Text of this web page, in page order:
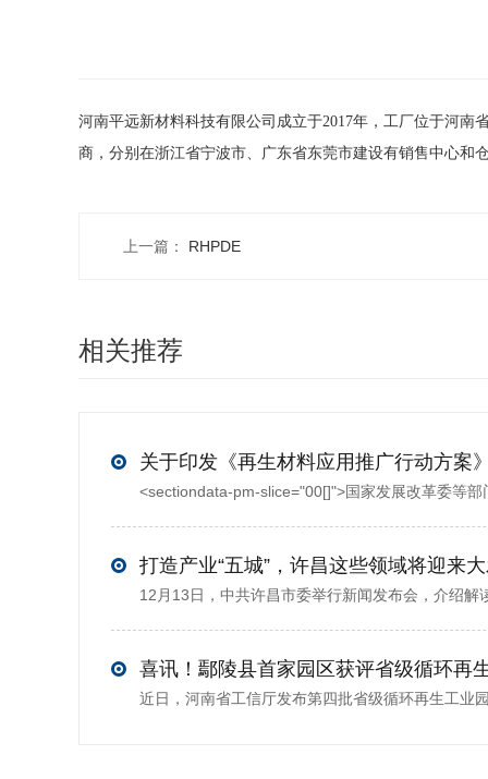
河南平远新材料科技有限公司成立于2017年，工厂位于河
商，分别在浙江省宁波市、广东省东莞市建设有销售中心和
上一篇： RHPDE
相关推荐
打造产业“五城”，许昌这些领域将迎来
喜讯！鄢陵县首家园区获评省级循环再